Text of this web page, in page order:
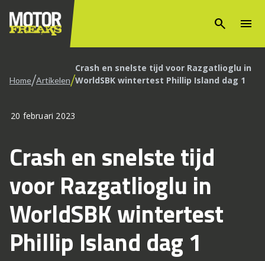
search menu
Home/Artikelen/Crash en snelste tijd voor Razgatlioglu in
WorldSBK wintertest Phillip Island dag 1
20 februari 2023
Crash en snelste tijd
voor Razgatlioglu in
WorldSBK wintertest
Phillip Island dag 1